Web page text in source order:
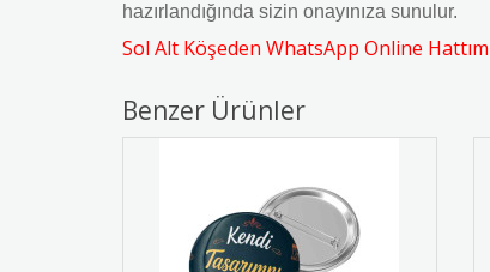
hazırlandığında sizin onayınıza sunulur.
Sol Alt Köşeden WhatsApp Online
Benzer Ürünler